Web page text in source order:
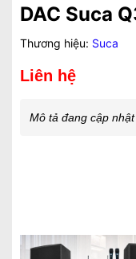
DAC Suca
Thương hiệu: Suca
Liên hệ
Mô tả đang cập nhật